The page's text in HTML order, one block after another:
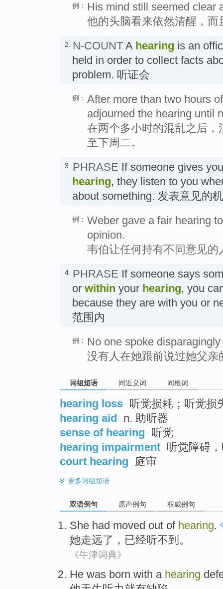
例： His mind still seemed clear
他的头脑看来依然清醒，而
2. N-COUNT A hearing is an
held in order to collect facts
problem. 听证会
例： After more than two hours
adjourned the hearing until
在两个多小时的混乱之后
至下周二。
3. PHRASE If someone gives
hearing, they listen to you
about something. 发表意见的
例： Weber gave a fair hearing
opinion.
韦伯让任何持有不同意见的
4. PHRASE If someone says
or within your hearing, you
because they are with you or
范围内
例： No one spoke
没有人在她跟前说过她父亲
词组短语 同近义词 同根词
hearing loss 听觉损耗；听觉损
hearing aid n. 助听器
sense of hearing 听觉
hearing impairment 听觉障碍
court hearing
庭审
更多词组短语
双语例句 原声例句 权威例句
She had moved out of hearing.
她走远了 ，已经听不到。
《牛津词典》
He was born with a hearing